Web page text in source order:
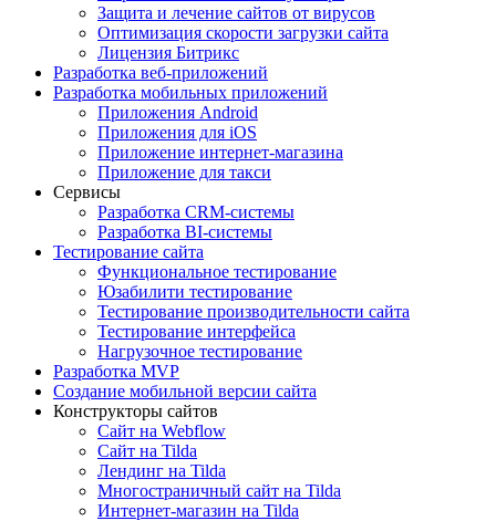
Защита и лечение сайтов от вирусов
Оптимизация скорости загрузки сайта
Лицензия Битрикс
Разработка веб-приложений
Разработка мобильных приложений
Приложения Android
Приложения для iOS
Приложение интернет-магазина
Приложение для такси
Сервисы
Разработка CRM-системы
Разработка BI-системы
Тестирование сайта
Функциональное тестирование
Юзабилити тестирование
Тестирование производительности сайта
Тестирование интерфейса
Нагрузочное тестирование
Разработка MVP
Создание мобильной версии сайта
Конструкторы сайтов
Сайт на Webflow
Сайт на Tilda
Лендинг на Tilda
Многостраничный сайт на Tilda
Интернет-магазин на Tilda